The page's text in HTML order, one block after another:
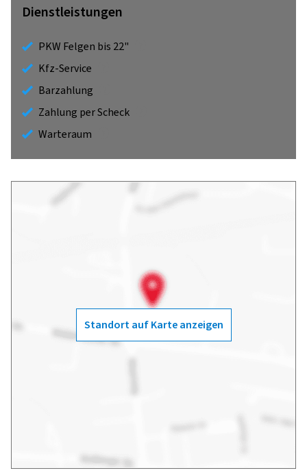
Dienstleistungen
PKW Felgen bis 22"
Kfz-Service
Barzahlung
Zahlung per Scheck
Warteraum
Standort auf Karte anzeigen